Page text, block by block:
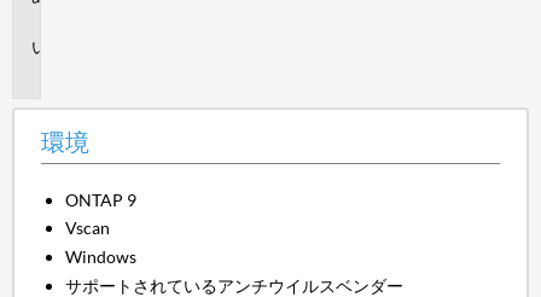
環境
ONTAP 9
Vscan
Windows
サポートされているアンチウイルスベンダー